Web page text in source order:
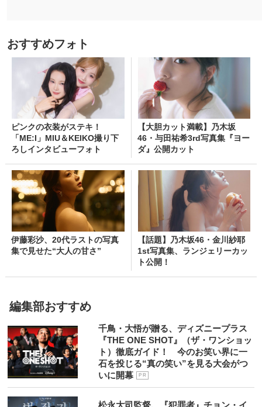
おすすめフォト
ピンクの衣装がステキ！
「ME:I」MIU＆KEIKO撮り下
ろしインタビューフォト
【大胆カット満載】乃木坂
46・与田祐希3rd写真集『ヨー
ダ』公開カット
伊藤彩沙、20代ラストの写真
集で見せた“大人の甘さ”
【話題】乃木坂46・金川紗耶
1st写真集、ランジェリーカッ
ト公開！
編集部おすすめ
千鳥・大悟が贈る、ディズニープラス
『THE ONE SHOT』（ザ・ワンショッ
ト）徹底ガイド！ 今のお笑い界に一
石を投じる“真の笑い”を見る大会がつ
いに開幕
P R
松永大司監督、『犯罪者』チョン・イ